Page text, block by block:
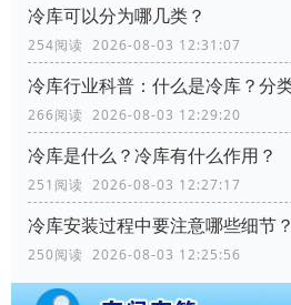
冷库可以分为哪几类？
254阅读 2026-08-03 12:31:07
266阅读 2026-08-03 12:29:20
冷库是什么？冷库有什么作用？
251阅读 2026-08-03 12:27:17
冷库安装过程中要注意哪些细节？
250阅读 2026-08-03 12:25:56